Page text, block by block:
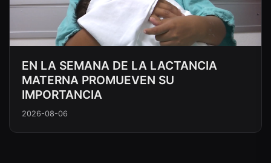
EN LA SEMANA DE LA LACTANCIA
MATERNA PROMUEVEN SU
IMPORTANCIA
2026-08-06